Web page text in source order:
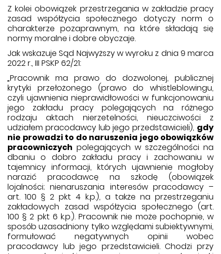
Z kolei obowiązek przestrzegania w zakładzie pracy
zasad współżycia społecznego dotyczy norm o
charakterze pozaprawnym, na które składają się
normy moralne i dobre obyczaje.
Jak wskazuje Sąd Najwyższy w wyroku z dnia 9 marca
2022 r., III PSKP 62/21:
„Pracownik ma prawo do dozwolonej, publicznej
krytyki przełożonego (prawo do whistleblowingu,
czyli ujawnienia nieprawidłowości w funkcjonowaniu
jego zakładu pracy polegających na różnego
rodzaju aktach nierzetelności, nieuczciwości z
udziałem pracodawcy lub jego przedstawicieli), gdy
nie prowadzi to do naruszenia jego obowiązków
pracowniczych polegających w szczególności na
dbaniu o dobro zakładu pracy i zachowaniu w
tajemnicy informacji, których ujawnienie mogłoby
narazić pracodawcę na szkodę (obowiązek
lojalności; nienaruszania interesów pracodawcy –
art. 100 § 2 pkt 4 k.p.), a także na przestrzeganiu
zakładowych zasad współżycia społecznego (art.
100 § 2 pkt 6 k.p.). Pracownik nie może pochopnie, w
sposób uzasadniony tylko względami subiektywnymi,
formułować negatywnych opinii wobec
pracodawcy lub jego przedstawicieli. Chodzi przy